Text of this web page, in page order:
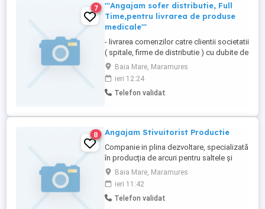
7
'''Angajam sofer distributie, Full
Time,pentru livrarea de produse
medicale'''
- livrarea comenzilor catre clientii societatii
( spitale, firme de distributie ) cu dubite de
17mc - pregatirea comenzilor pentru
livrare la depozitul societatii Cerinte -
permis de conducere categoria B de
minim 1 ani - capacitate de a lucra in
cazier, disponibilitate ...
Baia Mare, Maramures
ieri 12:24
Telefon validat
8 Angajam Stivuitorist Productie
Companie in plina dezvoltare, specializată
în producția de arcuri pentru saltele și
canapele. Necesita atestat si experienta
pe stivuitor Pachet salarial oferit: - Bonus
in functie de performanta - Bonus de
prezenta - Ore suplimentare platite dublu -
Baia Mare, Maramures
ieri 11:42
Telefon validat